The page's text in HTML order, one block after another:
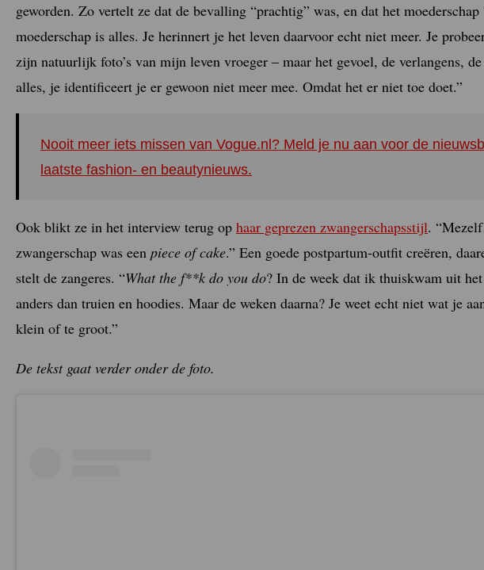
geworden. Zo vertelt ze dat de bevalling “prachtig” was, en dat het
moederschap is alles. Je herinnert je het leven daarvoor echt niet meer. Je
zijn natuurlijk foto’s van mijn leven vroeger – maar het gevoel, de verlangens,
alles, je identificeert je er gewoon niet meer mee. Omdat het er niet toe doet.”
Nooit meer iets missen van Vogue.nl? Meld je nu aan voor de
laatste fashion- en beautynieuws.
Ook blikt ze in het interview terug op haar geprezen zwangerschapsstijl.
zwangerschap was een piece of cake.” Een goede postpartum-outfit creëren,
stelt de zangeres. “What the f**k do you do? In de week dat ik thuiskwam uit
anders dan truien en hoodies. Maar de weken daarna? Je weet echt niet wat je
klein of te groot.”
De tekst gaat verder onder de foto.